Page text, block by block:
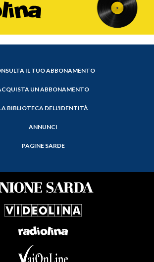
IL TUO ABBONAMENTO
UN ABBONAMENTO
BIBLIOTECA DELL'IDENTITÀ
ANNUNCI
PAGINE SARDE